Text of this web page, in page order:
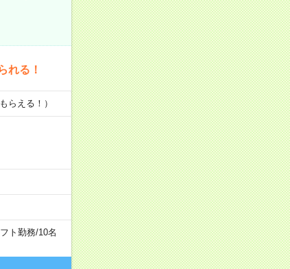
れる！
らえる！）
ト勤務/10名